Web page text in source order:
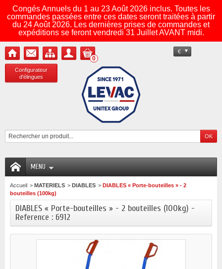
Congés Annuels du 1 au 23 Août 2026 inclus. Toutes les
commandes passées entre ces dates seront traitées à partir
du 24 Août 2026. Les dernières prises de commandes et
expéditions se feront vendredi 31 Juillet AVANT midi.
Configurateur
d'élingues
€
0
MENU
Accueil > MATERIELS > DIABLES > DIABLES « Porte-bouteilles » - 2
bouteilles (100kg)
DIABLES « Porte-bouteilles » - 2 bouteilles (100kg) -
Reference : 6912